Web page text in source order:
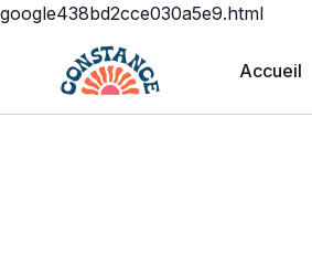
google438bd2cce030a5e9.html
Accueil